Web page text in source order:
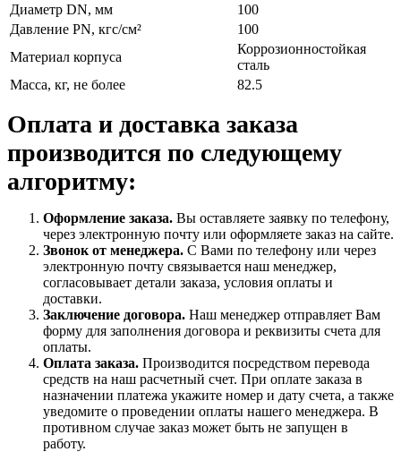
Диаметр DN, мм
100
Давление PN, кгс/см²
100
Материал корпуса
Коррозионностойкая
сталь
Масса, кг, не более
82.5
Оплата и доставка заказа
производится по следующему
алгоритму:
Оформление заказа. Вы оставляете заявку по телефону,
через электронную почту или оформляете заказ на сайте.
Звонок от менеджера. С Вами по телефону или через
электронную почту связывается наш менеджер,
согласовывает детали заказа, условия оплаты и
доставки.
Заключение договора. Наш менеджер отправляет Вам
форму для заполнения договора и реквизиты счета для
оплаты.
Оплата заказа. Производится посредством перевода
средств на наш расчетный счет. При оплате заказа в
назначении платежа укажите номер и дату счета, а также
уведомите о проведении оплаты нашего менеджера. В
противном случае заказ может быть не запущен в
работу.